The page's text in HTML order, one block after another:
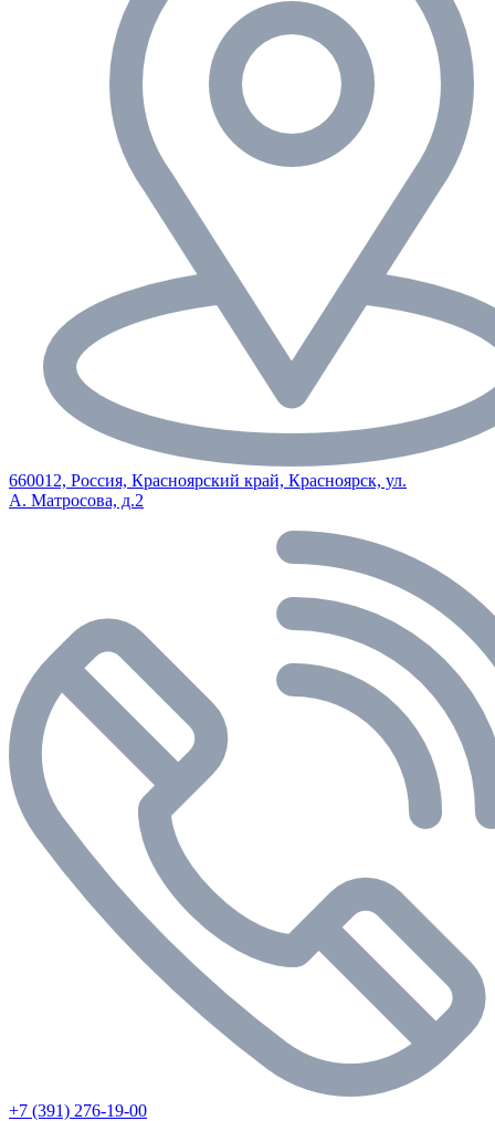
660012, Россия, Красноярский край, Красноярск, ул.
А. Матросова, д.2
+7 (391) 276-19-00